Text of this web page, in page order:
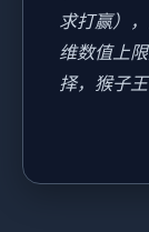
求打赢）
维数值上
择，猴子